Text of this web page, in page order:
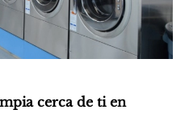
cerca de ti en